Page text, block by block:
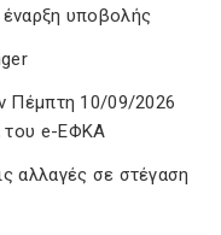
υποβολής
Πέμπτη 10/09/2026
του e-ΕΦΚΑ
αλλαγές σε στέγαση